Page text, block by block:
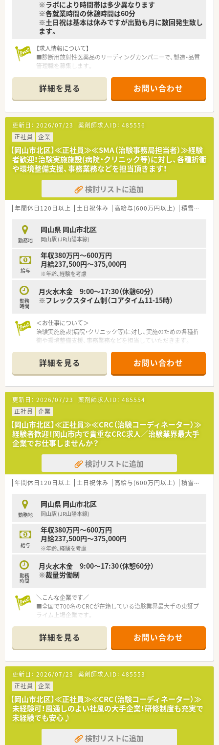
※ラボにより時間帯は多少異なります
※各就業時間の休憩時間は60分
※土日祝は基本は休みですが出勤も月に数回発生致し
ます。
【求人情報について】
■診断用放射性医薬品のリーディングカンパニーで、製造・品質
管理職を募集します。
囲で決定します。
■専門性を高めながらキャリアアップを目指せる求人です。将
来的に三役も目指せる環境です。
【募集背景と求める人物像について】
■今回は欠員補充のため、次代の核医学を担う意欲ある薬剤師の
方を求めています。
■医療・製薬業界でのご経験を活かし、新しい分野に挑戦したい
という向学心のある方。
■チームワークを重視し、こだわりや探究心が強く、冷静に物事
を判断できる人が求められています。
【想定されるキャリアイメージ】
■入社後2週間の本社研修とOJTで、放射性医薬品の専門知識を
基礎から学びます。
強み、キャリアプランに応じて、配置転換や職務分担を検討する
仕組みがあります。
■階層別研修や選抜型研修を通じて、管理職としてのスキルも磨
くことができます。
【会社特徴】
■創業約50年、診断用放射性医薬品分野の国内トップシェアを
■研究開発から製造・販売までを一貫して行い、日本の核医学の
発展を牽引しています。
います。
詳細を見る お問い合わせ
更新日： 2026/07/23 薬剤師求人ID： 485556
正社員
企業
【岡山市北区】≪正社員≫≪SMA（治験事務局担当者）≫経験
者歓迎！治験実施施設(病院・クリニック等)に対し、各種折衝
や環境整備支援、事務業務などを担当頂きます！
検討リストに追加
年間休日120日以上 土日祝休み 高給与(600万円以上) 積雪なし
勤務地
岡山県 岡山市北区
岡山駅 (JR山陽本線)
給与
年収380万円～600万円
月給237,500円～375,000円
※年齢、経験を考慮
勤務
時間
月火水木金 9:00～17:30（休憩60分）
※フレックスタイム制（コアタイム11-15時）
＜お仕事について＞
治験実施施設(病院・クリニック等)に対し、実施のための各種折
衝や環境整備支援、事務業務などを担当していただきます。
・治験実施施設の医師への案件打診
・契約書作成、締結
・CRCの勉強会や治験実施施設での説明会の調整
・安全性等を審議する専門委員会(IRB)への対応支援
・その他資料作成支援、必須文書作成～保管 等
＜企業について＞
■全国で700名のCRCが在籍している治験業界最大手の東証プ
ライム上場企業です。
■日本の治験業界をリードし業界トップクラスの治験支援実績
とノウハウを誇っています。
■日本に新薬開発の約80%に関わり、医薬品の非臨床研究から
製造・販売まで一気通貫の事業展開をしている企業です。
■人材育成にも力を入れており、様々な研修制度を整えており業
界内でも随一です。
<福利厚生面について>
■【標準的な就業時間】09：00～17：30の中に【コアタイム】11:00
～15:00を設けており、様々なライフイベントがある方も働きや
すいです。
■残業時間は2021年平均で月当たり19.5時間、1日1時間程度で
す。
■産休育休の取得率も男性30％、女性98％と高い水準で取得で
■年間の有給取得率も73.4％と高く、心身ともに健康な状態で勤
務できる環境です。※日本の平均有給取得率：56.6％
ンを可視化しており、偏りがないようにバランスを取っておりま
す。
■在宅勤務制度も推進しています。リモートで可能な業務は自
■時短勤務制度や、小学校就学中まで子供の病気療養・学校行事
参加のために1時間単位で有給取得が出来るケアリーブ制度など
制度も充実しています。
高く、従業員の能力が発揮できる環境を整えています。
詳細を見る お問い合わせ
更新日： 2026/07/23 薬剤師求人ID： 485554
正社員
企業
【岡山市北区】≪正社員≫≪CRC（治験コーディネーター）≫
経験者歓迎！岡山市内で貴重なCRC求人／治験業界最大手
企業でお仕事しませんか？
検討リストに追加
年間休日120日以上 土日祝休み 高給与(600万円以上) 積雪なし
勤務地
岡山県 岡山市北区
岡山駅 (JR山陽本線)
給与
年収380万円～600万円
月給237,500円～375,000円
※年齢、経験を考慮
勤務
時間
月火水木金 9:00～17:30（休憩60分）
※裁量労働制
＼こんな企業です／
■全国で700名のCRCが在籍している治験業界最大手の東証プ
ライム上場企業です。
とノウハウを誇っています。
■日本に新薬開発の約80%に関わり、医薬品の非臨床研究から
製造・販売まで一気通貫の事業展開をしている企業です。
■人材育成にも力を入れており、様々な研修制度を整えており業
界内でも随一です。
■裁量労働制になるので業務とプライベートのバランスも自分
次第で調整が出来ます。
＼こんな方におすすめ／
■治験業界にご興味がある方
■CRC（治験コーディネーター）ご経験のある方
■コミュニケーションが得意な方
■まわりから「気が利く」「気配り上手だ」とよく言われる方
詳細を見る お問い合わせ
更新日： 2026/07/23 薬剤師求人ID： 485553
正社員
企業
【岡山市北区】≪正社員≫≪CRC（治験コーディネーター）≫
未経験可！風通しのよい社風の大手企業！研修制度も充実で
未経験でも安心♪
検討リストに追加